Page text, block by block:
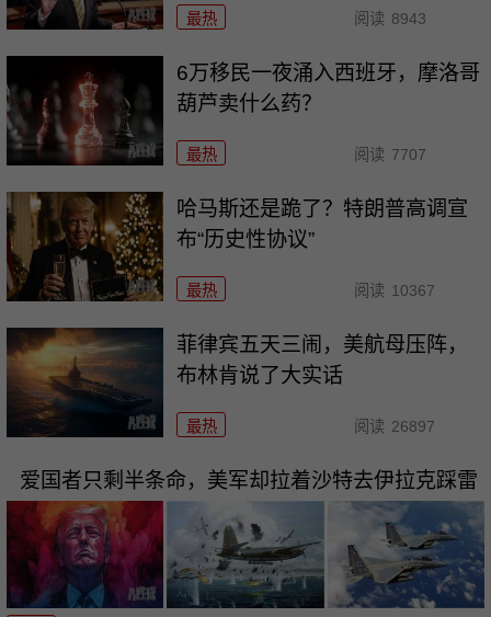
最热 阅读 8943
6万移民一夜涌入西班牙，摩洛哥
葫芦卖什么药？
最热 阅读 7707
哈马斯还是跪了？特朗普高调宣
布“历史性协议”
最热 阅读 10367
菲律宾五天三闹，美航母压阵，
布林肯说了大实话
最热 阅读 26897
爱国者只剩半条命，美军却拉着沙特去伊拉克踩雷